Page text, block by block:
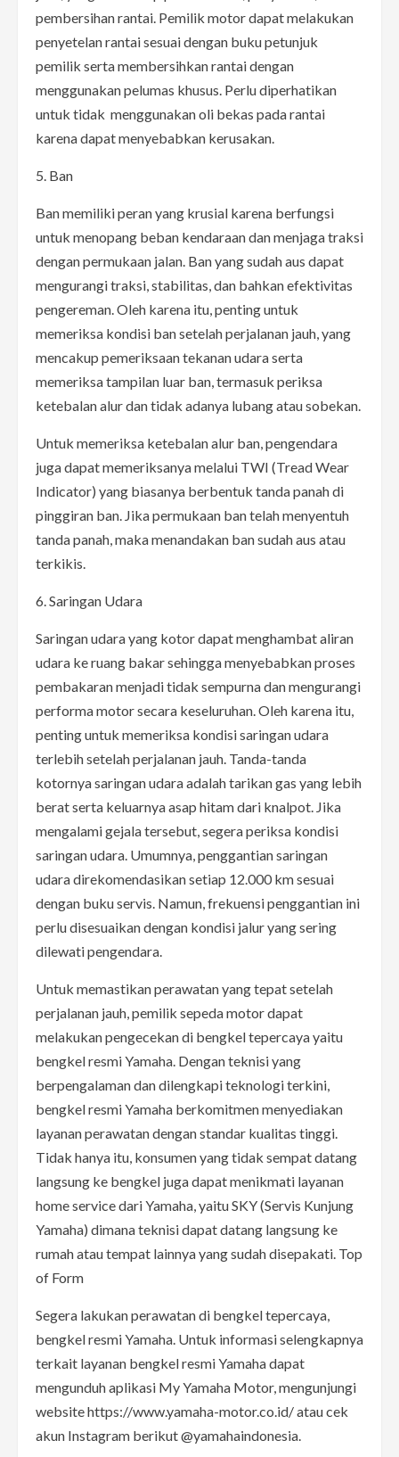
pembersihan rantai. Pemilik motor dapat melakukan
penyetelan rantai sesuai dengan buku petunjuk
pemilik serta membersihkan rantai dengan
menggunakan pelumas khusus. Perlu diperhatikan
untuk tidak menggunakan oli bekas pada rantai
karena dapat menyebabkan kerusakan.
5. Ban
Ban memiliki peran yang krusial karena berfungsi
untuk menopang beban kendaraan dan menjaga traksi
dengan permukaan jalan. Ban yang sudah aus dapat
mengurangi traksi, stabilitas, dan bahkan efektivitas
pengereman. Oleh karena itu, penting untuk
memeriksa kondisi ban setelah perjalanan jauh, yang
mencakup pemeriksaan tekanan udara serta
memeriksa tampilan luar ban, termasuk periksa
ketebalan alur dan tidak adanya lubang atau sobekan.
Untuk memeriksa ketebalan alur ban, pengendara
juga dapat memeriksanya melalui TWI (Tread Wear
Indicator) yang biasanya berbentuk tanda panah di
pinggiran ban. Jika permukaan ban telah menyentuh
tanda panah, maka menandakan ban sudah aus atau
terkikis.
6. Saringan Udara
Saringan udara yang kotor dapat menghambat aliran
udara ke ruang bakar sehingga menyebabkan proses
pembakaran menjadi tidak sempurna dan mengurangi
performa motor secara keseluruhan. Oleh karena itu,
penting untuk memeriksa kondisi saringan udara
terlebih setelah perjalanan jauh. Tanda-tanda
kotornya saringan udara adalah tarikan gas yang lebih
berat serta keluarnya asap hitam dari knalpot. Jika
mengalami gejala tersebut, segera periksa kondisi
saringan udara. Umumnya, penggantian saringan
udara direkomendasikan setiap 12.000 km sesuai
dengan buku servis. Namun, frekuensi penggantian ini
perlu disesuaikan dengan kondisi jalur yang sering
dilewati pengendara.
Untuk memastikan perawatan yang tepat setelah
perjalanan jauh, pemilik sepeda motor dapat
melakukan pengecekan di bengkel tepercaya yaitu
bengkel resmi Yamaha. Dengan teknisi yang
berpengalaman dan dilengkapi teknologi terkini,
bengkel resmi Yamaha berkomitmen menyediakan
layanan perawatan dengan standar kualitas tinggi.
Tidak hanya itu, konsumen yang tidak sempat datang
langsung ke bengkel juga dapat menikmati layanan
home service dari Yamaha, yaitu SKY (Servis Kunjung
Yamaha) dimana teknisi dapat datang langsung ke
rumah atau tempat lainnya yang sudah disepakati. Top
of Form
Segera lakukan perawatan di bengkel tepercaya,
bengkel resmi Yamaha. Untuk informasi selengkapnya
terkait layanan bengkel resmi Yamaha dapat
mengunduh aplikasi My Yamaha Motor, mengunjungi
website https://www.yamaha-motor.co.id/ atau cek
akun Instagram berikut @yamahaindonesia.